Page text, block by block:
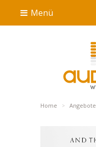
Menü
Home > Angebote